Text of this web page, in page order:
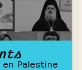
Palestine